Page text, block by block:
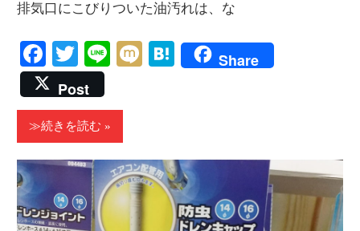
排気口にこびりついた油汚れは、な
Facebook
Twitter
LineMixiHatena
Share
Post
≫続きを読む